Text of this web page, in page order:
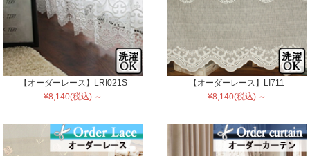
【オーダーレース】LRI021S
¥8,140(税込) ～
【オーダーレース】LI711
¥8,140(税込) ～